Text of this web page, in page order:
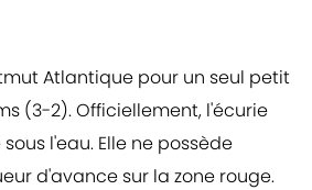
Atlantique pour un seul petit
(3-2). Officiellement, l'écurie
l'eau. Elle ne possède
d'avance sur la zone rouge.